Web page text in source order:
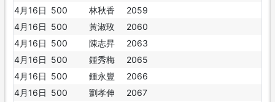
4月16日 500 林秋香
2059
4月16日 500 黃淑玫
2060
4月16日 500 陳志昇
2063
4月16日 500 鍾秀梅
2065
4月16日 500 鍾永豐
2066
4月16日 500 劉孝伸
2067